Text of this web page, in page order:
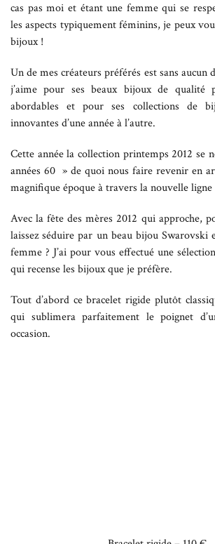
cas pas moi et étant une femme qui se
les aspects typiquement féminins, je peux
bijoux !
Un de mes créateurs préférés est sans aucun
j’aime pour ses beaux bijoux de qualité
abordables et pour ses collections de
innovantes d’une année à l’autre.
Cette année la collection printemps 2012 se
années 60 » de quoi nous faire revenir en
magnifique époque à travers la nouvelle
Avec la fête des mères 2012 qui approche,
laissez séduire par un beau bijou
femme ? J’ai pour vous effectué une
qui recense les bijoux que je préfère.
Tout d’abord ce bracelet rigide plutôt
qui sublimera parfaitement le poignet
occasion.